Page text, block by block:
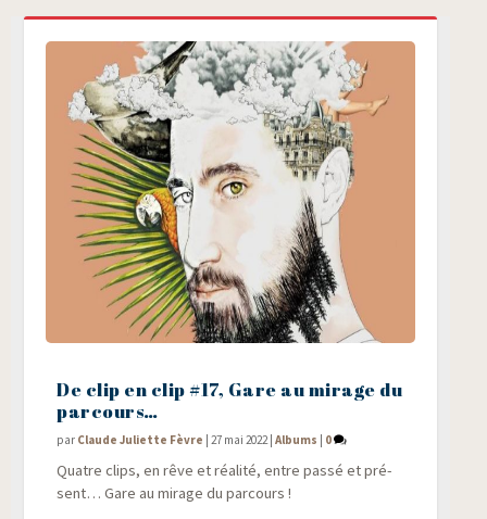
De clip en clip #17, Gare au mirage du
parcours…
par Claude Juliette Fèvre |27 mai 2022 |Albums | 0
Quatre clips, en rêve et réa­li­té, entre pas­sé et pré­
sent… Gare au mirage du parcours !